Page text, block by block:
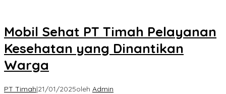
Mobil Sehat PT Timah Pelayanan
Kesehatan yang Dinantikan
Warga
PT Timah|21/01/2025oleh Admin